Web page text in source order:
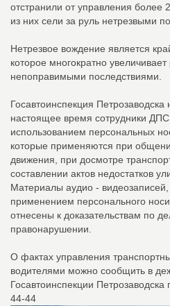
отстранили от управления более
из них сели за руль нетрезвыми
Нетрезвое вождение является
которое многократно
непоправимыми последствиями.
Госавтоинспекция Петрозаводска
настоящее время сотрудники ДПС
использованием персональных
которые применяются при
движения, при досмотре
составлении актов недостатков
Материалы аудио -
применением персонального
отнесены к доказательствам по
правонарушении.
О фактах управления
водителями можно сообщить в
Госавтоинспекции
44-44